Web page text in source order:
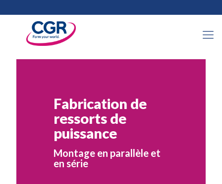
Fabrication de
ressorts de
puissance
Montage en parallèle et
en série